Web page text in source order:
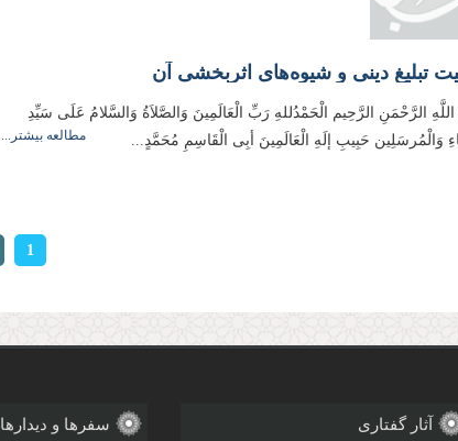
تبلیغ دینی و شیوه‌های اثربخشی آن
الرَّحْمَنِ الرَّحِیم الْحَمْدُللهِ رَبِّ الْعَالَمِینَ وَالصَّلاَةُ وَالسَّلامُ عَلَی سَیِّدِ
وَالْمُرسَلِین حَبِیبِ إلَهِ الْعَالَمِینَ أبِی الْقَاسِمِ مُحَمَّدٍ...
مطالعه بیشتر...
1
آثار گفتاری سفرها و دیدارها